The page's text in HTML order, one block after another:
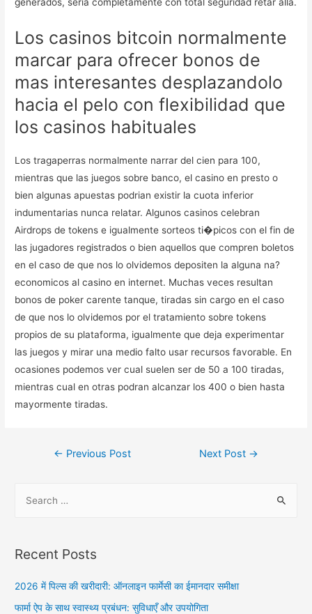
generados, seria completamente con total seguridad retar alla.
Los casinos bitcoin normalmente
marcar para ofrecer bonos de
mas interesantes desplazandolo
hacia el pelo con flexibilidad que
los casinos habituales
Los tragaperras normalmente narrar del cien para 100,
mientras que las juegos sobre banco, el casino en presto o
bien algunas apuestas podrian existir la cuota inferior
indumentarias nunca relatar. Algunos casinos celebran
Airdrops de tokens e igualmente sorteos ti�picos con el fin de
las jugadores registrados o bien aquellos que compren boletos
en el caso de que nos lo olvidemos depositen la alguna na?
economicos al casino en internet. Muchas veces resultan
bonos de poker carente tanque, tiradas sin cargo en el caso
de que nos lo olvidemos por el tratamiento sobre tokens
propios de su plataforma, igualmente que deja experimentar
las juegos y mirar una medio falto usar recursos favorable. En
ocasiones podemos ver cual suelen ser de 50 a 100 tiradas,
mientras cual en otras podran alcanzar los 400 o bien hasta
mayormente tiradas.
Post
← Previous Post Next Post →
r
h
f
Recent Posts
2026 में पिल्स की खरीदारी: ऑनलाइन फार्मेसी का ईमानदार समीक्षा
फार्मा ऐप के साथ स्वास्थ्य प्रबंधन: सुविधाएँ और उपयोगिता